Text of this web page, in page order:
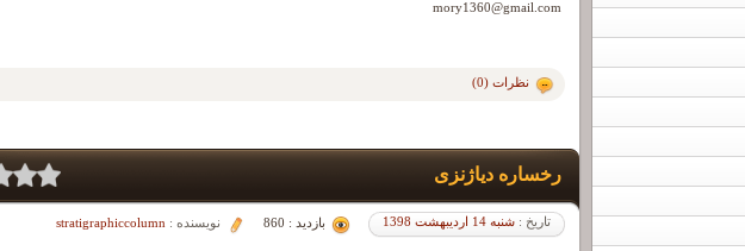
mory1360@gmail.com
نظرات (0)
رخساره دیاژنزی
تاریخ : شنبه 14 اردیبهشت 1398 بازدید : 860 نویسنده : stratigraphiccolumn